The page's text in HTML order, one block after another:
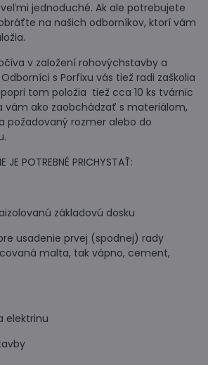
veľmi jednoduché. Ak ale potrebujete
na našich odborníkov, ktorí vám
v založení rohovýchstavby a
s Porfixu vás tiež radi zaškolia
tom položia tiež cca 10 ks tvárnic
vám ako zaobchádzať s materiálom,
požadovaný rozmer alebo do
JE POTREBNÉ PRICHYSTAŤ:
základovú dosku
usadenie prvej (spodnej) rady
malta, tak vápno, cement,
elektrinu